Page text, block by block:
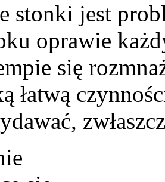
stonki jest
oprawie
się
łatwą